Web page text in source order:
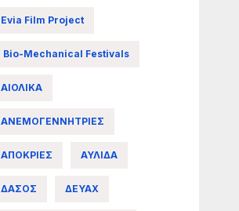
Evia Film Project
Bio-Mechanical Festivals
ΑΙΟΛΙΚΑ
ΑΝΕΜΟΓΕΝΝΗΤΡΙΕΣ
ΑΠΟΚΡΙΕΣ ΑΥΛΙΔΑ
ΔΑΣΟΣ ΔΕΥΑΧ